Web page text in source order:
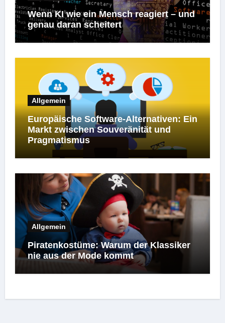
Wenn KI wie ein Mensch reagiert – und
genau daran scheitert
Allgemein
Europäische Software-Alternativen: Ein
Markt zwischen Souveränität und
Pragmatismus
Allgemein
Piratenkostüme: Warum der Klassiker
nie aus der Mode kommt